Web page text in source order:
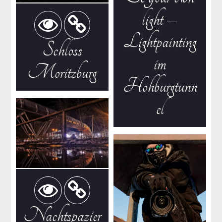
Schloss
Moritzburg
light –
Lightpainting
im
Hohburgtunn
el
Nachtspazier